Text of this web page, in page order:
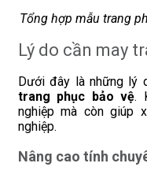
Tổng hợp mẫu trang
Lý do cần may
Dưới đây là những lý
trang phục bảo vệ.
nghiệp mà còn giúp
nghiệp.
Nâng cao tính